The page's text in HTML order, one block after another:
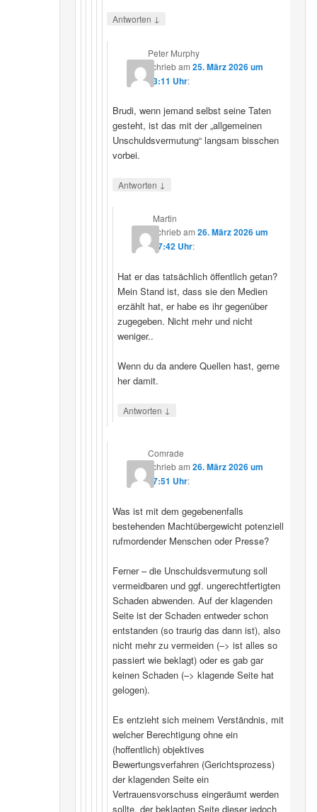
Antworten ↓
Peter Murphy
schriebam 25. März 2026 um
23:11 Uhr:
Brudi, wenn jemand selbst seine Taten
gesteht, ist das mit der „allgemeinen
Unschuldsvermutung“ langsam bisschen
vorbei.
Antworten ↓
Martin
schriebam26. März 2026 um
07:42 Uhr:
Hat er das tatsächlich öffentlich getan?
Mein Stand ist, dass sie den Medien
erzählt hat, er habe es ihr gegenüber
zugegeben. Nicht mehr und nicht
weniger..
Wenn du da andere Quellen hast, gerne
her damit.
Antworten ↓
Comrade
schriebam 26. März 2026 um
17:51 Uhr:
Was ist mit dem gegebenenfalls
bestehenden Machtübergewicht potenziell
rufmordender Menschen oder Presse?
Ferner – die Unschuldsvermutung soll
vermeidbaren und ggf. ungerechtfertigten
Schaden abwenden. Auf der klagenden
Seite ist der Schaden entweder schon
entstanden (so traurig das dann ist), also
nicht mehr zu vermeiden (–> ist alles so
passiert wie beklagt) oder es gab gar
keinen Schaden (–> klagende Seite hat
gelogen).
Es entzieht sich meinem Verständnis, mit
welcher Berechtigung ohne ein
(hoffentlich) objektives
Bewertungsverfahren (Gerichtsprozess)
der klagenden Seite ein
Vertrauensvorschuss eingeräumt werden
sollte, der beklagten Seite dieser jedoch